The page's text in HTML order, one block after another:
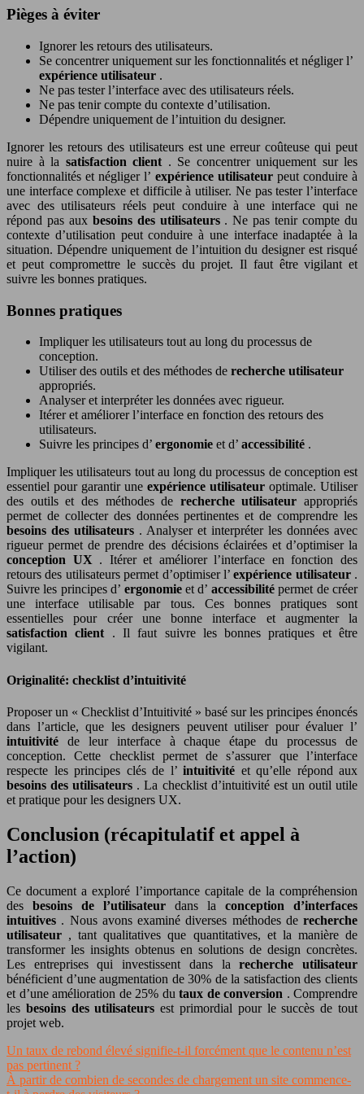
Pièges à éviter
Ignorer les retours des utilisateurs.
Se concentrer uniquement sur les fonctionnalités et négliger l’
expérience utilisateur .
Ne pas tester l’interface avec des utilisateurs réels.
Ne pas tenir compte du contexte d’utilisation.
Dépendre uniquement de l’intuition du designer.
Ignorer les retours des utilisateurs est une erreur coûteuse qui peut
nuire à la satisfaction client . Se concentrer uniquement sur les
fonctionnalités et négliger l’ expérience utilisateur peut conduire à
une interface complexe et difficile à utiliser. Ne pas tester l’interface
avec des utilisateurs réels peut conduire à une interface qui ne
répond pas aux besoins des utilisateurs . Ne pas tenir compte du
contexte d’utilisation peut conduire à une interface inadaptée à la
situation. Dépendre uniquement de l’intuition du designer est risqué
et peut compromettre le succès du projet. Il faut être vigilant et
suivre les bonnes pratiques.
Bonnes pratiques
Impliquer les utilisateurs tout au long du processus de
conception.
Utiliser des outils et des méthodes de recherche utilisateur
appropriés.
Analyser et interpréter les données avec rigueur.
Itérer et améliorer l’interface en fonction des retours des
utilisateurs.
Suivre les principes d’ ergonomie et d’ accessibilité .
Impliquer les utilisateurs tout au long du processus de conception est
essentiel pour garantir une expérience utilisateur optimale. Utiliser
des outils et des méthodes de recherche utilisateur appropriés
permet de collecter des données pertinentes et de comprendre les
besoins des utilisateurs . Analyser et interpréter les données avec
rigueur permet de prendre des décisions éclairées et d’optimiser la
conception UX . Itérer et améliorer l’interface en fonction des
retours des utilisateurs permet d’optimiser l’expérience utilisateur .
Suivre les principes d’ ergonomieet d’ accessibilitépermet de créer
une interface utilisable par tous. Ces bonnes pratiques sont
essentielles pour créer une bonne interface et augmenter la
satisfaction client . Il faut suivre les bonnes pratiques et être
vigilant.
Originalité: checklist d’intuitivité
Proposer un « Checklist d’Intuitivité » basé sur les principes énoncés
dans l’article, que les designers peuvent utiliser pour évaluer l’
intuitivité de leur interface à chaque étape du processus de
conception. Cette checklist permet de s’assurer que l’interface
respecte les principes clés de l’ intuitivité et qu’elle répond aux
besoins des utilisateurs . La checklist d’intuitivité est un outil utile
et pratique pour les designers UX.
Conclusion (récapitulatif et appel à
l’action)
Ce document a exploré l’importance capitale de la compréhension
des besoins de l’utilisateur dans la conception d’interfaces
intuitives . Nous avons examiné diverses méthodes de recherche
utilisateur , tant qualitatives que quantitatives, et la manière de
transformer les insights obtenus en solutions de design concrètes.
Les entreprises qui investissent dans larecherche utilisateur
bénéficient d’une augmentation de 30% de la satisfaction des clients
et d’une amélioration de 25% du taux de conversion . Comprendre
les besoins des utilisateursest primordial pour le succès de tout
projet web.
Un taux de rebond élevé signifie-t-il forcément que le contenu n’est
pas pertinent ?
À partir de combien de secondes de chargement un site commence-